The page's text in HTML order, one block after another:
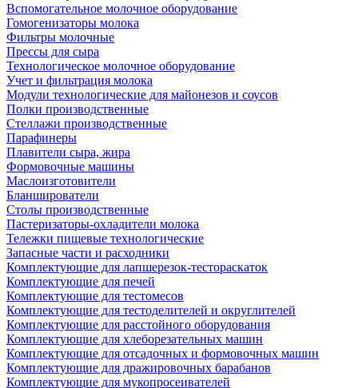
Вспомогательное молочное оборудование
Гомогенизаторы молока
Фильтры молочные
Прессы для сыра
Технологическое молочное оборудование
Учет и фильтрация молока
Модули технологические для майонезов и соусов
Полки производственные
Стеллажи производственные
Парафинеры
Плавители сыра, жира
Формовочные машины
Маслоизготовители
Бланширователи
Столы производственные
Пастеризаторы-охладители молока
Тележки пищевые технологические
Запасные части и расходники
Комплектующие для лапшерезок-тестораскаток
Комплектующие для печей
Комплектующие для тестомесов
Комплектующие для тестоделителей и округлителей
Комплектующие для расстойного оборудования
Комплектующие для хлеборезательных машин
Комплектующие для отсадочных и формовочных машин
Комплектующие для дражировочных барабанов
Комплектующие для мукопросеивателей